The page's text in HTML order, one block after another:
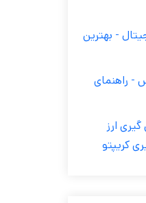
- بهترین
- راهنمای
ارز
کریپتو